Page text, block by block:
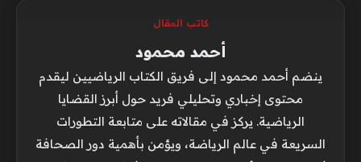
كاتب المقال
أحمد محمود
ينضم أحمد محمود إلى فريق الكتاب الرياضيين ليقدم
محتوى إخباري وتحليلي فريد حول أبرز القضايا
الرياضية. يركز في مقالاته على متابعة التطورات
السريعة في عالم الرياضة، ويؤمن بأهمية دور الصحافة